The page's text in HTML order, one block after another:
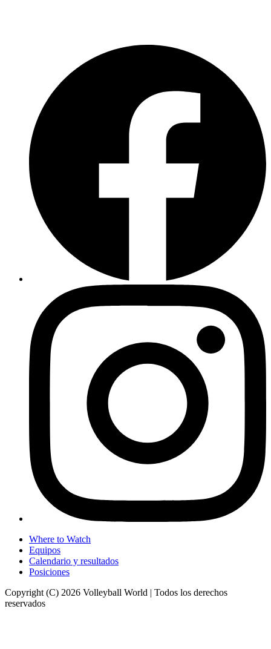
Where to Watch
Equipos
Calendario y resultados
Posiciones
Copyright (C) 2026 Volleyball World | Todos los derechos
reservados